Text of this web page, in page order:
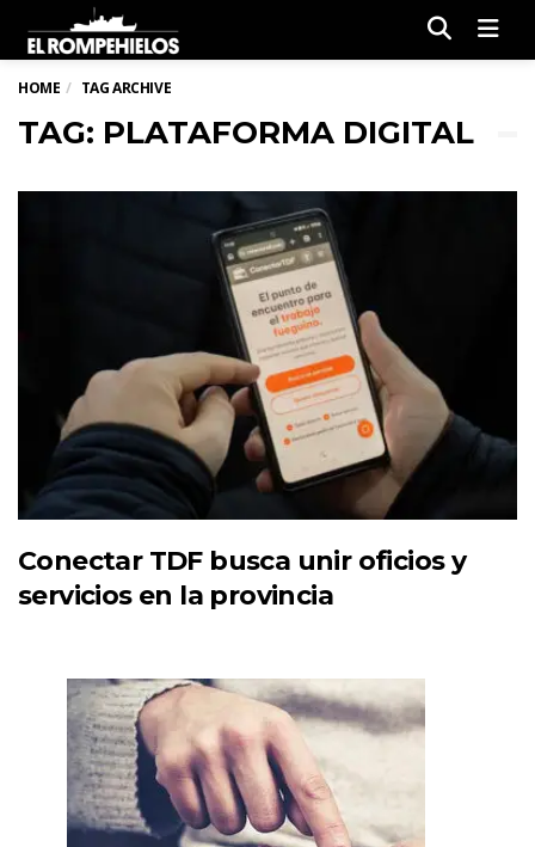
HOME TAG ARCHIVE
TAG: PLATAFORMA DIGITAL
Conectar TDF busca unir oficios y
servicios en la provincia